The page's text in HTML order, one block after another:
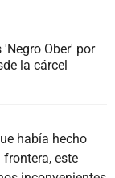
Ober' por
la cárcel
había hecho
frontera, este